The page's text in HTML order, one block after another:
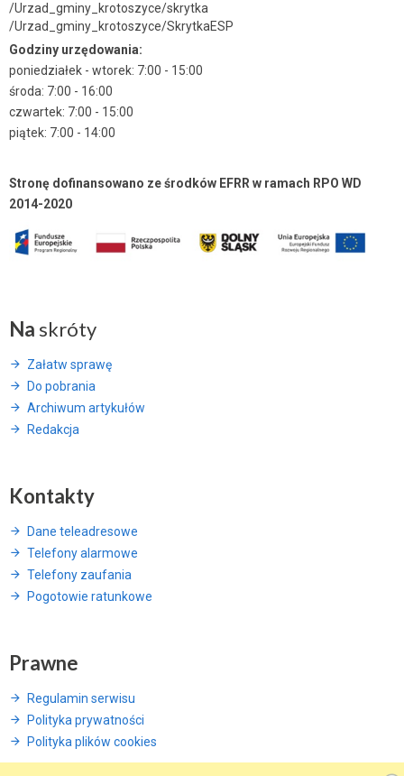
/Urzad_gminy_krotoszyce/skrytka
/Urzad_gminy_krotoszyce/SkrytkaESP
Godziny urzędowania:
poniedziałek - wtorek: 7:00 - 15:00
środa: 7:00 - 16:00
czwartek: 7:00 - 15:00
piątek: 7:00 - 14:00
Stronę dofinansowano ze środków EFRR w ramach RPO WD
2014-2020
Na skróty
Załatw sprawę
Do pobrania
Archiwum artykułów
Redakcja
Kontakty
Dane teleadresowe
Telefony alarmowe
Telefony zaufania
Pogotowie ratunkowe
Prawne
Regulamin serwisu
Polityka prywatności
Polityka plików cookies